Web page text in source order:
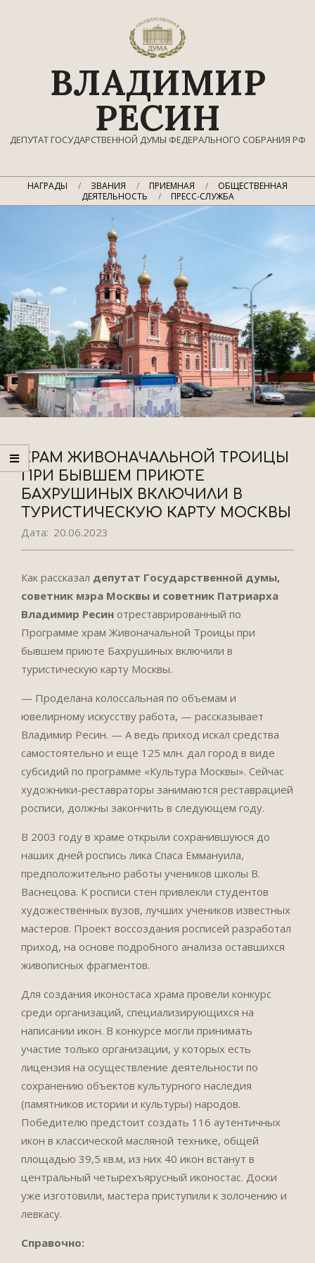
ВЛАДИМИР
РЕСИН
ДЕПУТАТ ГОСУДАРСТВЕННОЙ ДУМЫ ФЕДЕРАЛЬНОГО СОБРАНИЯ РФ
Главное
НАГРАДЫ ЗВАНИЯ ПРИЕМНАЯ
ОБЩЕСТВЕННАЯ
ДЕЯТЕЛЬНОСТЬ
ПРЕСС-СЛУЖБА
ХРАМ ЖИВОНАЧАЛЬНОЙ ТРОИЦЫ
ПРИ БЫВШЕМ ПРИЮТЕ
БАХРУШИНЫХ ВКЛЮЧИЛИ В
ТУРИСТИЧЕСКУЮ КАРТУ МОСКВЫ
Дата: 20.06.2023
Как рассказал депутат Государственной думы,
советник мэра Москвы и советник Патриарха
Владимир Ресин отреставрированный по
Программе храм Живоначальной Троицы при
бывшем приюте Бахрушиных включили в
туристическую карту Москвы.
— Проделана колоссальная по объемам и
ювелирному искусству работа, — рассказывает
Владимир Ресин. — А ведь приход искал средства
самостоятельно и еще 125 млн. дал город в виде
субсидий по программе «Культура Москвы». Сейчас
художники-реставраторы занимаются реставрацией
росписи, должны закончить в следующем году.
В 2003 году в храме открыли сохранившуюся до
наших дней роспись лика Спаса Еммануила,
предположительно работы учеников школы В.
Васнецова. К росписи стен привлекли студентов
художественных вузов, лучших учеников известных
мастеров. Проект воссоздания росписей разработал
приход, на основе подробного анализа оставшихся
живописных фрагментов.
Для создания иконостаса храма провели конкурс
среди организаций, специализирующихся на
написании икон. В конкурсе могли принимать
участие только организации, у которых есть
лицензия на осуществление деятельности по
сохранению объектов культурного наследия
(памятников истории и культуры) народов.
Победителю предстоит создать 116 аутентичных
икон в классической масляной технике, общей
площадью 39,5 кв.м, из них 40 икон встанут в
центральный четырехъярусный иконостас. Доски
уже изготовили, мастера приступили к золочению и
левкасу.
Справочно: